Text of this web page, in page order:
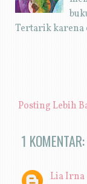
Tertarik karena
Posting Lebih
1 KOMENTAR:
Lia Irna